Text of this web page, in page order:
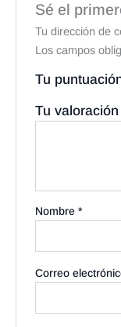
Sé el
Tu dirección de
Los campos
Tu
Tu
Nombre*
Correo